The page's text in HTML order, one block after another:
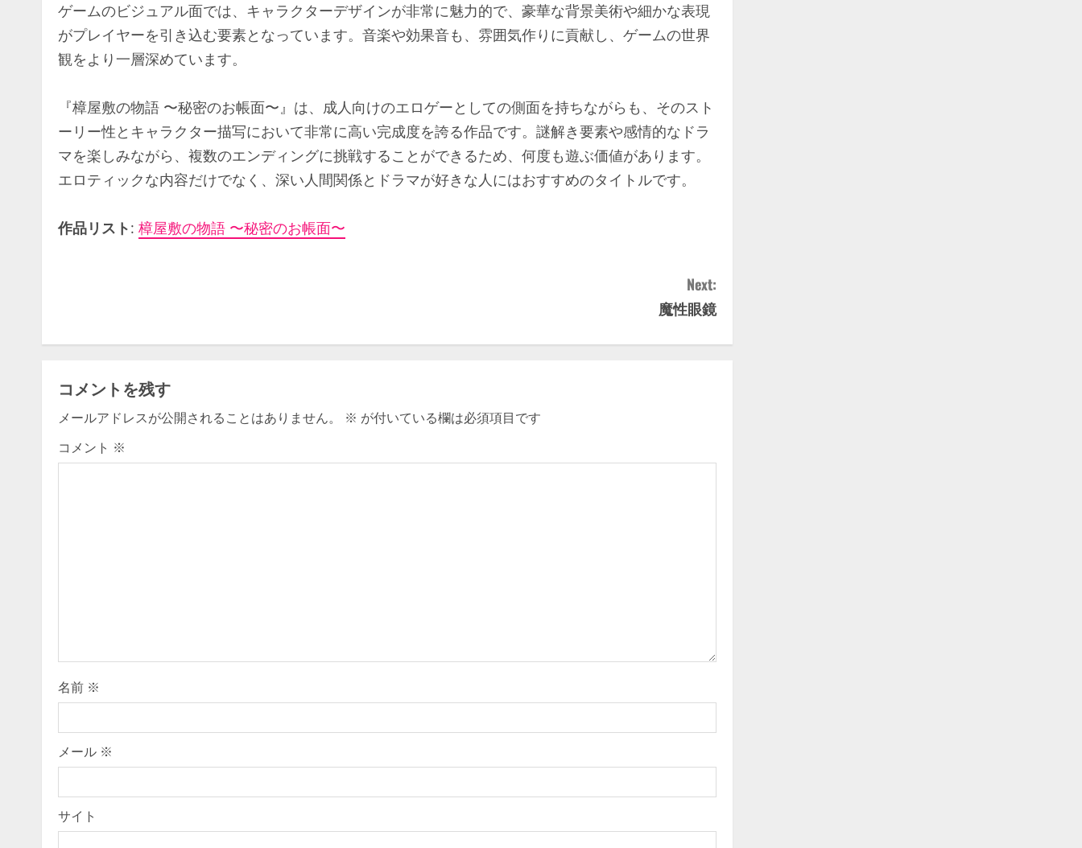
ゲームのビジュアル面では、キャラクターデザインが非常に魅力的で、豪華な背景美術や細かな表現
がプレイヤーを引き込む要素となっています。音楽や効果音も、雰囲気作りに貢献し、ゲームの世界
観をより一層深めています。
『樟屋敷の物語 〜秘密のお帳面〜』は、成人向けのエロゲーとしての側面を持ちながらも、そのスト
ーリー性とキャラクター描写において非常に高い完成度を誇る作品です。謎解き要素や感情的なドラ
マを楽しみながら、複数のエンディングに挑戦することができるため、何度も遊ぶ価値があります。
エロティックな内容だけでなく、深い人間関係とドラマが好きな人にはおすすめのタイトルです。
作品リスト: 樟屋敷の物語 〜秘密のお帳面〜
n
t
i
n
d
i
n
g
Next:
魔性眼鏡
コメントを残す
メールアドレスが公開されることはありません。 ※ が付いている欄は必須項目です
コメント ※
名前 ※
メール ※
サイト